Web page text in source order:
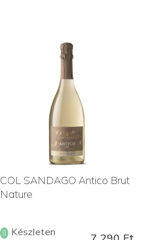
COL SANDAGO Antico Brut
Nature
Készleten